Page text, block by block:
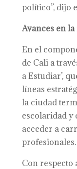
político”, dijo
Avances en
En el
de Cali a
a Estudiar’,
líneas
la ciudad
escolaridad y
acceder a
profesionales.
Con respecto